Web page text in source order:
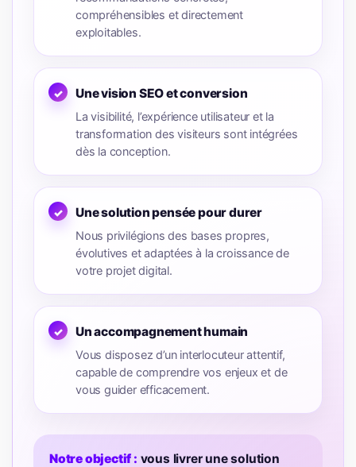
compréhensibles et directement
exploitables.
Une vision SEO et conversion
La visibilité, l’expérience utilisateur et la
transformation des visiteurs sont intégrées
dès la conception.
Une solution pensée pour durer
Nous privilégions des bases propres,
évolutives et adaptées à la croissance de
votre projet digital.
Un accompagnement humain
Vous disposez d’un interlocuteur attentif,
capable de comprendre vos enjeux et de
vous guider efficacement.
Notre objectif : vous livrer une solution